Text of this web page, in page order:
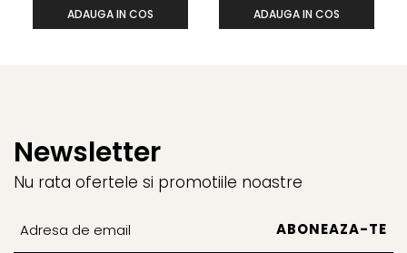
ADAUGA IN COS ADAUGA IN COS
Newsletter
Nu rata ofertele si promotiile noastre